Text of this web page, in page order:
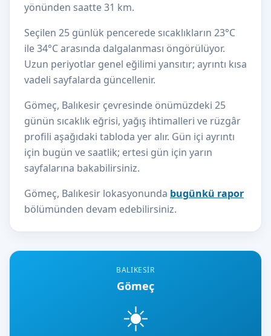
BALIKESIR
Gömeç
☀️
yönünden saatte 31 km.
Seçilen 25 günlük pencerede sıcaklıkların 23°C
ile 34°C arasında dalgalanması öngörülüyor.
Uzun periyotlar genel eğilimi yansıtır; ayrıntı kısa
vadeli sayfalarda güncellenir.
Gömeç, Balıkesir çevresinde önümüzdeki 25
günün sıcaklık eğrisi, yağış ihtimalleri ve rüzgâr
profili aşağıdaki tabloda yer alır. Gün içi ayrıntı
için bugün ve saatlik; ertesi gün için yarın
sayfalarına bakabilirsiniz.
Gömeç, Balıkesir lokasyonunda bugünkü rapor
bölümünden devam edebilirsiniz.